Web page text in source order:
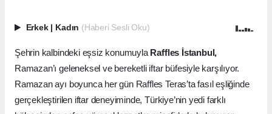
Erkek | Kadın (Haberi Sesli Oku)
Şehrin kalbindeki eşsiz konumuyla Raffles İstanbul,
Ramazan’ı geleneksel ve bereketli iftar büfesiyle karşılıyor.
Ramazan ayı boyunca her gün Raffles Teras’ta fasıl eşliğinde
gerçekleştirilen iftar deneyiminde, Türkiye’nin yedi farklı